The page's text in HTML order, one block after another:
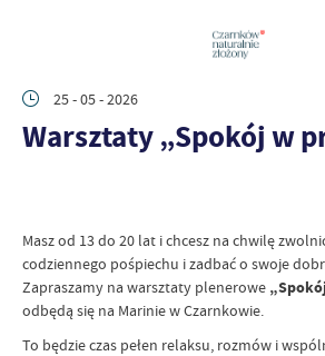
25 - 05 - 2026
Warsztaty „Spokój w
Masz od 13 do 20 lat i chcesz na chwilę
codziennego pośpiechu i zadbać o swoje
Zapraszamy na warsztaty plenerowe
odbędą się na Marinie w Czarnkowie.
To będzie czas pełen relaksu, rozmów i